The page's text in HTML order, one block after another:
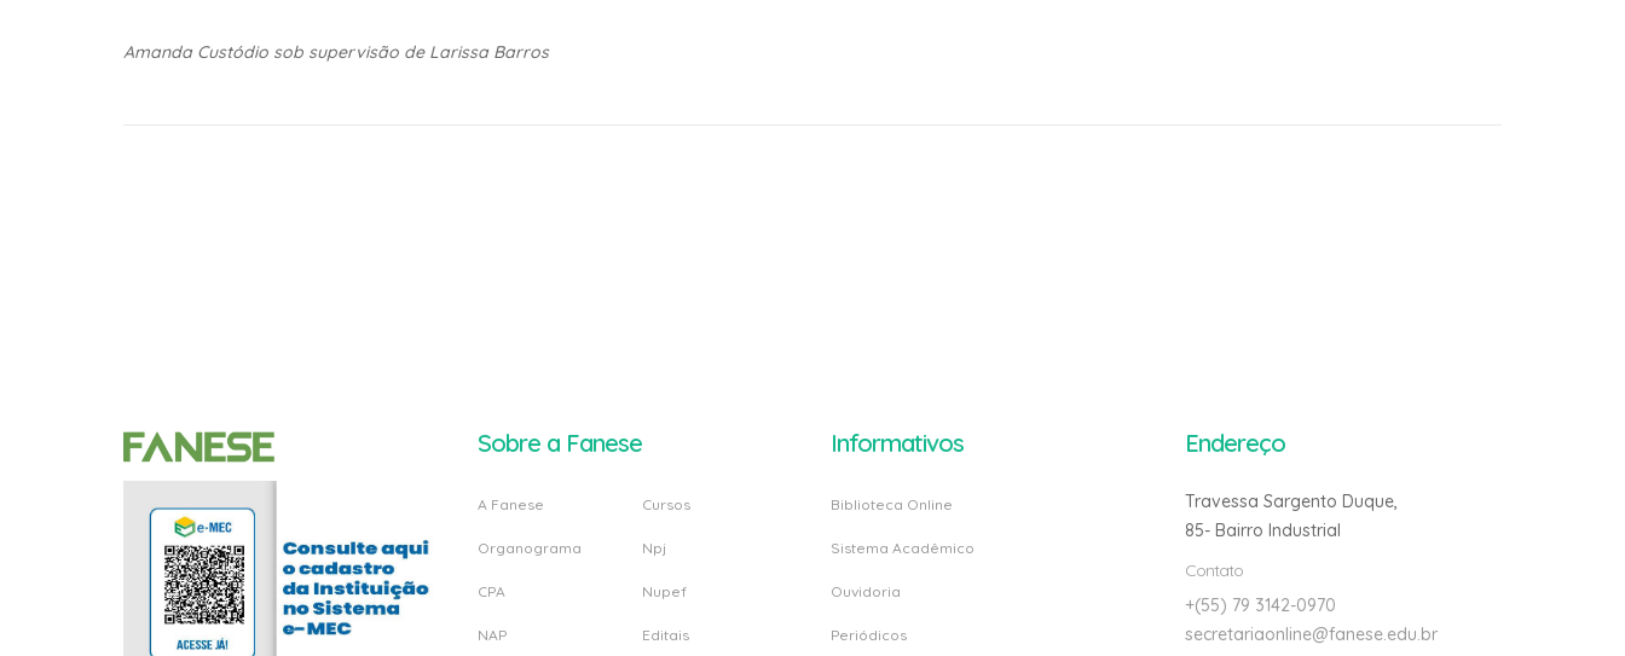
Amanda Custódio sob supervisão de Larissa Barros
Sobre a Fanese
A Fanese
Organograma
CPA
NAP
Cursos
Npj
Nupef
Editais
Informativos
Biblioteca Online
Sistema Acadêmico
Ouvidoria
Periódicos
Endereço
Travessa Sargento Duque,
85- Bairro Industrial
Contato
+(55) 79 3142-0970
secretariaonline@fanese.edu.br